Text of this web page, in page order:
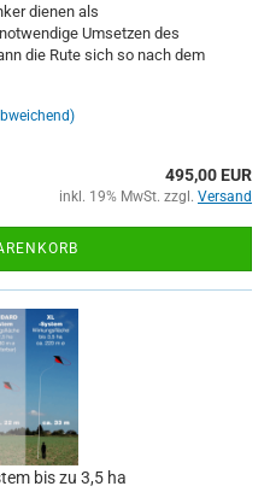
dienen als
Umsetzen des
die Rute sich so nach dem
495,00 EUR
inkl. 19% MwSt. zzgl. Versand
bis zu 3,5 ha